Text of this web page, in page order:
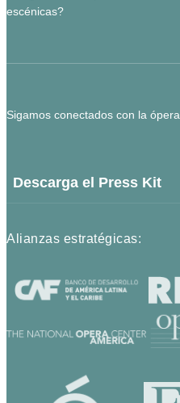
escénicas?
Sigamos conectados con la ópera
Descarga el Press Kit
Alianzas estratégicas: